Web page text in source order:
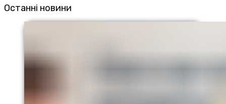
Останні новини